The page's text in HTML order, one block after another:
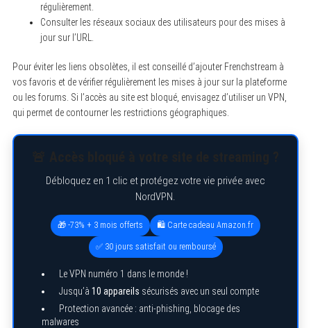
régulièrement.
Consulter les réseaux sociaux des utilisateurs pour des mises à
jour sur l’URL.
Pour éviter les liens obsolètes, il est conseillé d’ajouter Frenchstream à
vos favoris et de vérifier régulièrement les mises à jour sur la plateforme
ou les forums. Si l’accès au site est bloqué, envisagez d’utiliser un VPN,
qui permet de contourner les restrictions géographiques.
Débloquez en 1 clic et protégez votre vie privée avec
NordVPN.
🎁 -73% + 3 mois offerts 🛍️ Carte cadeau Amazon.fr
✅ 30 jours satisfait ou remboursé
Le VPN numéro 1 dans le monde !
Jusqu’à 10 appareils sécurisés avec un seul compte
Protection avancée : anti-phishing, blocage des
malwares